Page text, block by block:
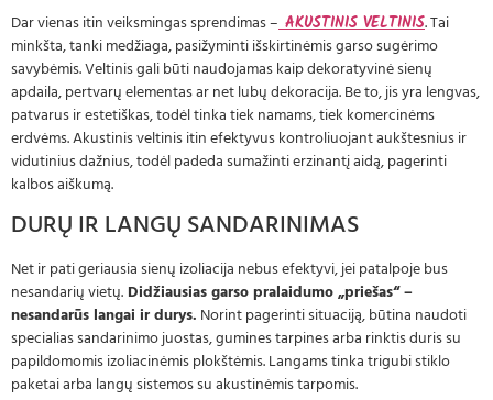
Dar vienas itin veiksmingas sprendimas – AKUSTINIS VELTINIS. Tai
minkšta, tanki medžiaga, pasižyminti išskirtinėmis garso sugėrimo
savybėmis. Veltinis gali būti naudojamas kaip dekoratyvinė sienų
apdaila, pertvarų elementas ar net lubų dekoracija. Be to, jis yra lengvas,
patvarus ir estetiškas, todėl tinka tiek namams, tiek komercinėms
erdvėms. Akustinis veltinis itin efektyvus kontroliuojant aukštesnius ir
vidutinius dažnius, todėl padeda sumažinti erzinantį aidą, pagerinti
kalbos aiškumą.
DURŲ IR LANGŲ SANDARINIMAS
Net ir pati geriausia sienų izoliacija nebus efektyvi, jei patalpoje bus
nesandarių vietų. Didžiausias garso pralaidumo „priešas“ –
nesandarūs langai ir durys. Norint pagerinti situaciją, būtina naudoti
specialias sandarinimo juostas, gumines tarpines arba rinktis duris su
papildomomis izoliacinėmis plokštėmis. Langams tinka trigubi stiklo
paketai arba langų sistemos su akustinėmis tarpomis.